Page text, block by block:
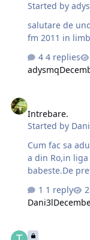
Started by
salutare de
fm 2011 in
4 replies
adysmq
Intrebare.
Started by
Cum fac sa
a din Ro,in liga
babeste.De
1 reply
Dani3l